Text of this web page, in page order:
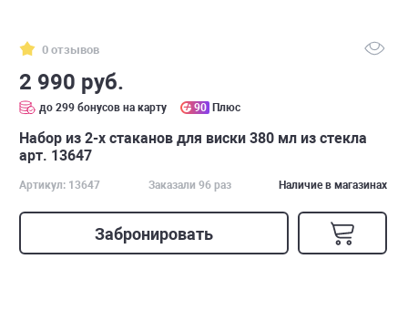
0 отзывов
2 990 руб.
до 299 бонусов на карту 90 Плюс
Набор из 2-х стаканов для виски 380 мл из стекла
арт. 13647
Артикул: 13647 Заказали 96 раз Наличие в магазинах
Забронировать